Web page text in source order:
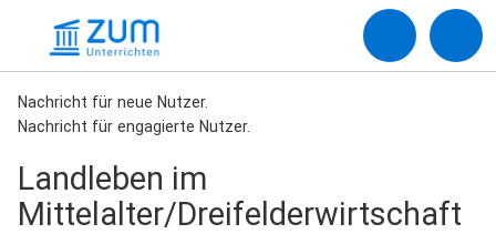
Nachricht für neue Nutzer.
Nachricht für engagierte Nutzer.
Landleben im
Mittelalter/Dreifelderwirtschaft